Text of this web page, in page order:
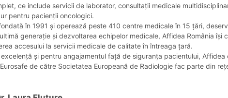
ce include servicii de laborator, consultații medicale
pentru pacienții oncologici.
în 1991 și operează peste 410 centre medicale în 15 țări,
generație și dezvoltarea echipelor medicale, Affidea România
accesului la servicii medicale de calitate în întreaga țară.
și pentru angajamentul față de siguranța pacientului,
de către Societatea Europeană de Radiologie fac parte din